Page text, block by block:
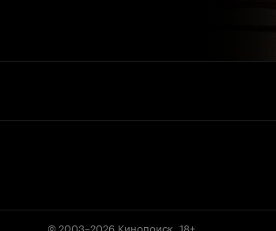
© 2003–2026 Кинопоиск 18+